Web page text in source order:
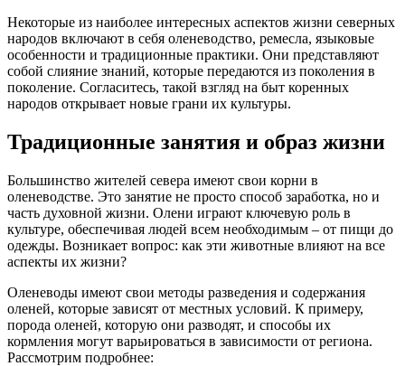
Некоторые из наиболее интересных аспектов жизни северных
народов включают в себя оленеводство, ремесла, языковые
особенности и традиционные практики. Они представляют
собой слияние знаний, которые передаются из поколения в
поколение. Согласитесь, такой взгляд на быт коренных
народов открывает новые грани их культуры.
Традиционные занятия и образ жизни
Большинство жителей севера имеют свои корни в
оленеводстве. Это занятие не просто способ заработка, но и
часть духовной жизни. Олени играют ключевую роль в
культуре, обеспечивая людей всем необходимым – от пищи до
одежды. Возникает вопрос: как эти животные влияют на все
аспекты их жизни?
Оленеводы имеют свои методы разведения и содержания
оленей, которые зависят от местных условий. К примеру,
порода оленей, которую они разводят, и способы их
кормления могут варьироваться в зависимости от региона.
Рассмотрим подробнее: